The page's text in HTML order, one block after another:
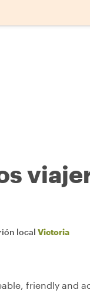
local Victoria
friendly and